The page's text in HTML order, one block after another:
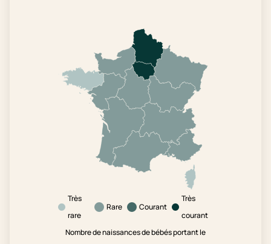
Très
rare
Rare Courant
Très
courant
Nombre de naissances de bébés portant le